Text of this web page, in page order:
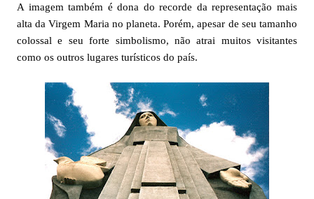
A imagem também é dona do recorde da representação mais
alta da Virgem Maria no planeta. Porém, apesar de seu tamanho
colossal e seu forte simbolismo, não atrai muitos visitantes
como os outros lugares turísticos do país.